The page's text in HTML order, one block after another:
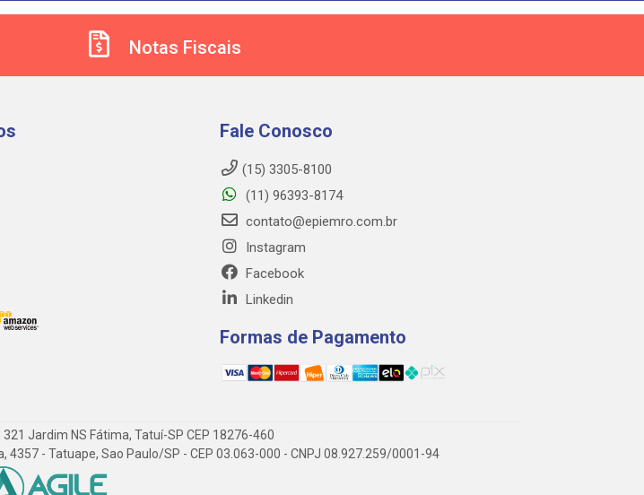
Notas Fiscais
Fale Conosco
(15) 3305-8100
(11) 96393-8174
contato@epiemro.com.br
Instagram
Facebook
Linkedin
Formas de Pagamento
Jardim NS Fátima, Tatuí-SP CEP 18276-460
4357 - Tatuape, Sao Paulo/SP - CEP 03.063-000 - CNPJ 08.927.259/0001-94